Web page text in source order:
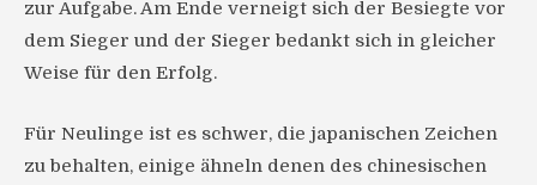
zur Aufgabe. Am Ende verneigt sich der Besiegte vor
dem Sieger und der Sieger bedankt sich in gleicher
Weise für den Erfolg.
Für Neulinge ist es schwer, die japanischen Zeichen
zu behalten, einige ähneln denen des chinesischen